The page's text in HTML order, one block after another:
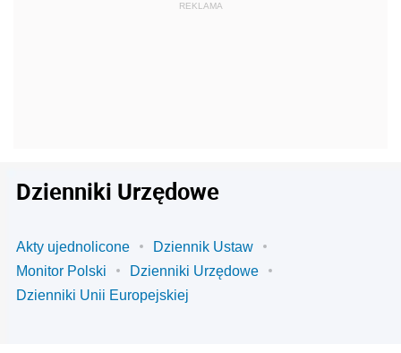
Dzienniki Urzędowe
Akty ujednolicone
Dziennik Ustaw
Monitor Polski
Dzienniki Urzędowe
Dzienniki Unii Europejskiej